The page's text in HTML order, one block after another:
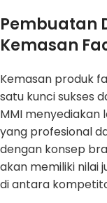
Pembuatan
Kemasan
Kemasan produk
satu kunci sukses
MMI menyediakan
yang profesional
dengan konsep
akan memiliki nilai
di antara